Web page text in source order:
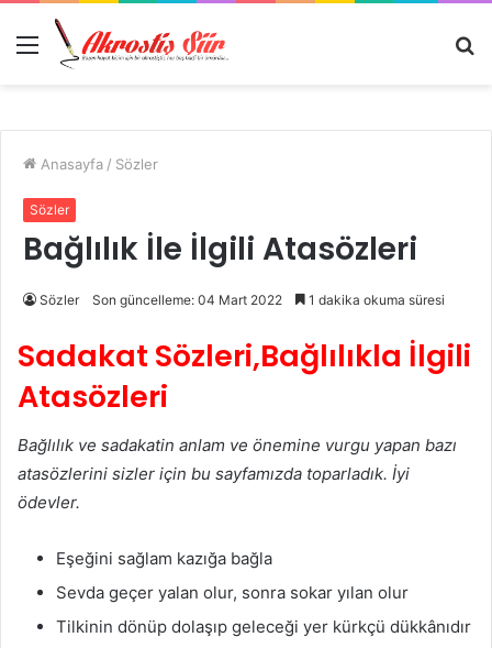
Menü
Anasayfa / Sözler
Sözler
Bağlılık İle İlgili Atasözleri
Sözler Son güncelleme: 04 Mart 2022 1 dakika okuma süresi
Sadakat Sözleri,Bağlılıkla İlgili
Atasözleri
Bağlılık ve sadakatin anlam ve önemine vurgu yapan bazı
atasözlerini sizler için bu sayfamızda toparladık. İyi
ödevler.
Eşeğini sağlam kazığa bağla
Sevda geçer yalan olur, sonra sokar yılan olur
Tilkinin dönüp dolaşıp geleceği yer kürkçü dükkânıdır